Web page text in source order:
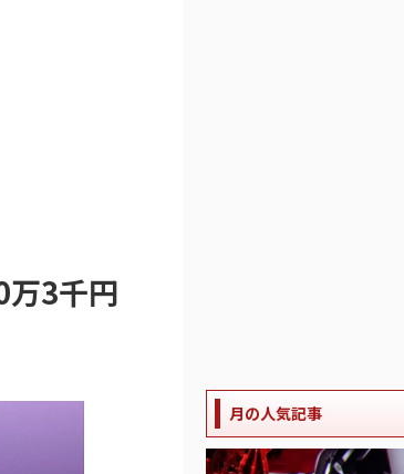
万3千円
月の人気記事